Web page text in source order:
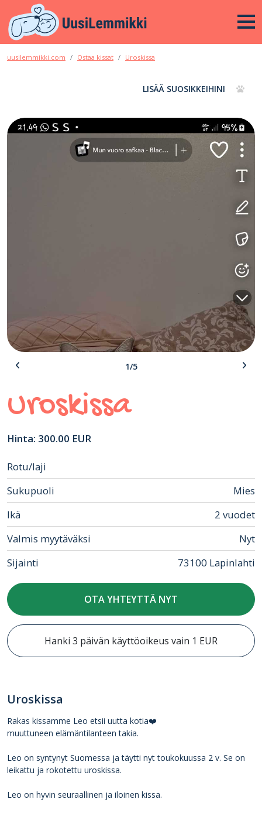
uusilemmikki.com Ostaa kissat Uroskissa
LISÄÄ SUOSIKKEIHINI
1/5
Uroskissa
Hinta: 300.00 EUR
Rotu/laji
Sukupuoli
Mies
Ikä
2 vuodet
Valmis myytäväksi
Nyt
Sijainti
73100 Lapinlahti
OTA YHTEYTTÄ NYT
Hanki 3 päivän käyttöoikeus vain 1 EUR
Uroskissa
Rakas kissamme Leo etsii uutta kotia❤️
muuttuneen elämäntilanteen takia.
Leo on syntynyt Suomessa ja täytti nyt toukokuussa 2 v. Se on
leikattu ja rokotettu uroskissa.
Leo on hyvin seuraallinen ja iloinen kissa.